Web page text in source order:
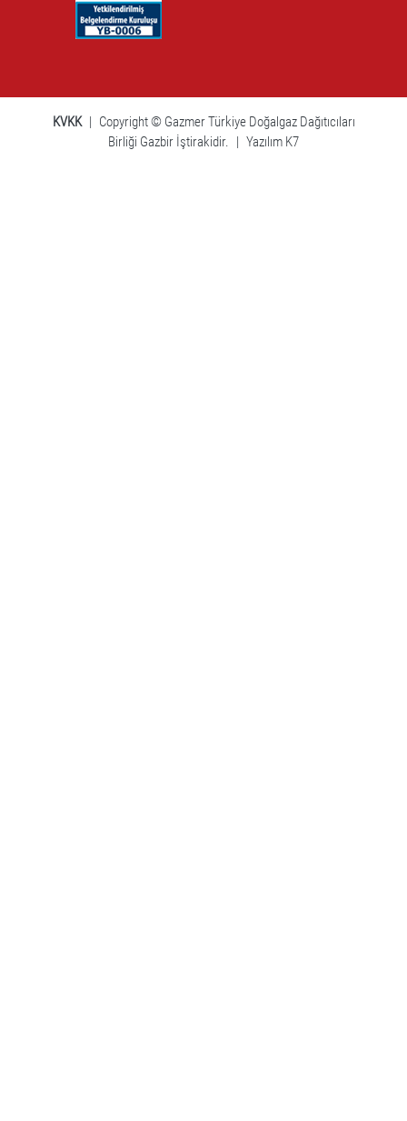
KVKK | Copyright © Gazmer Türkiye Doğalgaz Dağıtıcıları
Birliği Gazbir İştirakidir. | Yazılım K7